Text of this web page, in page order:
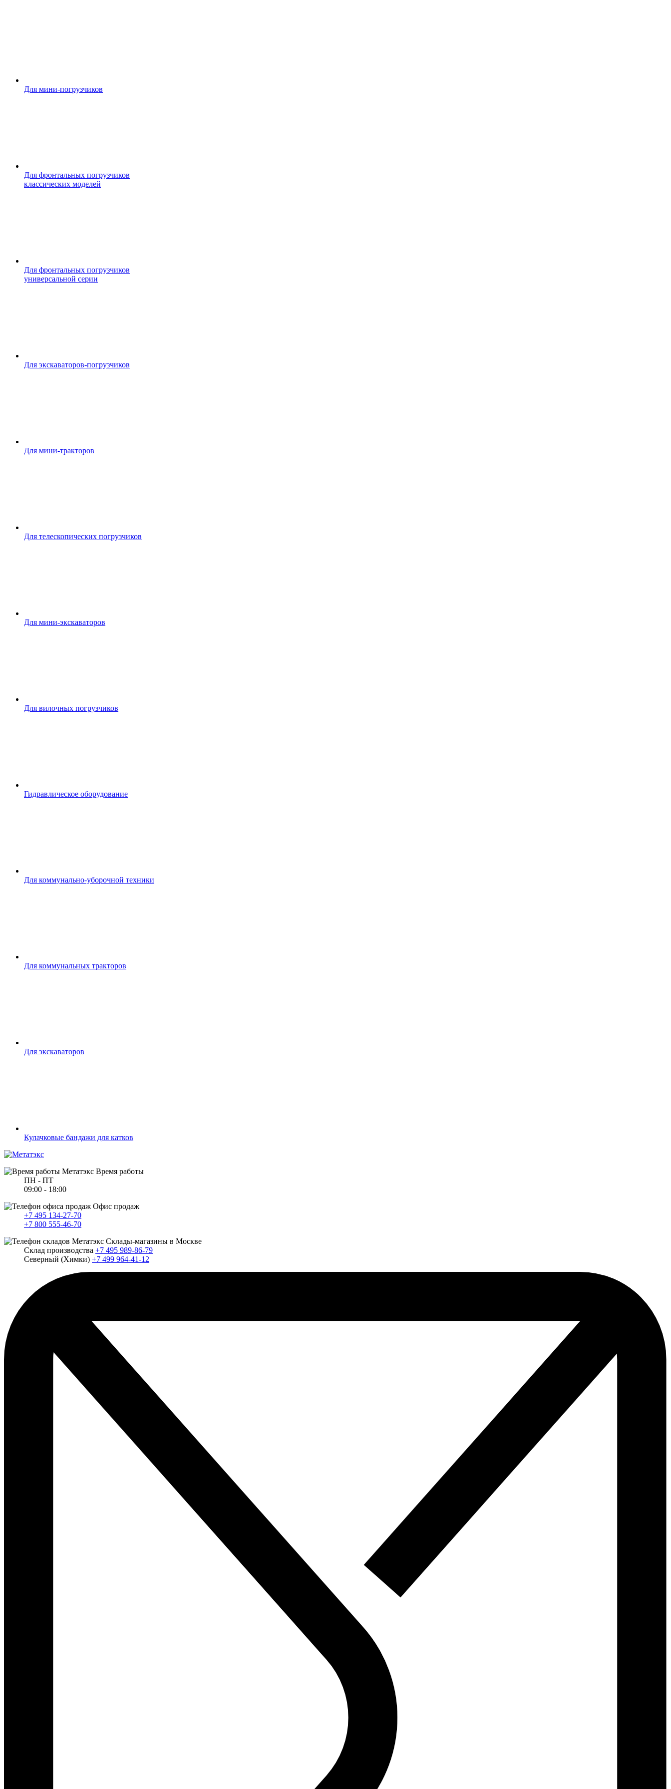
Для мини-погрузчиков
Для фронтальных погрузчиков
классических моделей
Для фронтальных погрузчиков
универсальной серии
Для экскаваторов-погрузчиков
Для мини-тракторов
Для телескопических погрузчиков
Для мини-экскаваторов
Для вилочных погрузчиков
Гидравлическое оборудование
Для коммунально-уборочной техники
Для коммунальных тракторов
Для экскаваторов
Кулачковые бандажи для катков
Время работы
ПН - ПТ
09:00 - 18:00
Офис продаж
+7 495 134-27-70
+7 800 555-46-70
Склады-магазины в Москве
Склад производства +7 495 989-86-79
Северный (Химки) +7 499 964-41-12